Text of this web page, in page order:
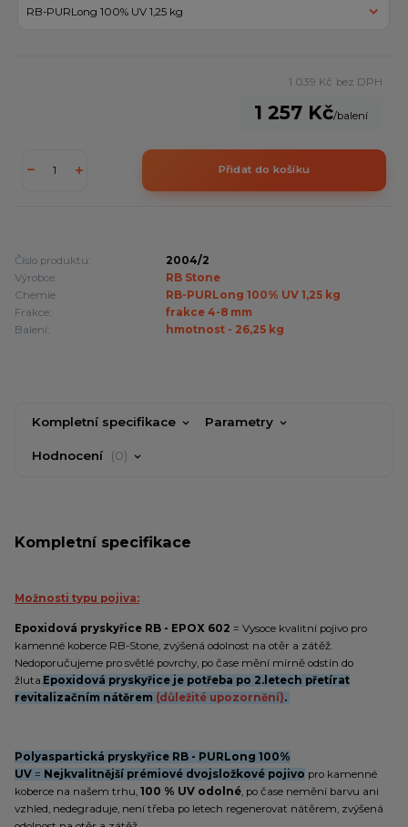
1 257 Kč/balení
1 039 Kč bez DPH
Přidat do košíku
Číslo produktu:
2004/2
Výrobce:
RB Stone
Chemie:
RB-PURLong 100% UV 1,25 kg
Frakce:
frakce 4-8 mm
Balení:
hmotnost - 26,25 kg
Kompletní specifikace Parametry
Hodnocení 0
Kompletní specifikace
Možnosti typu pojiva:
Epoxidová pryskyřice RB - EPOX 602 = Vysoce kvalitní pojivo pro
kamenné koberce RB-Stone, zvýšená odolnost na otěr a zátěž.
Nedoporučujeme pro světlé povrchy, po čase mění mírně odstín do
žluta.Epoxidová pryskyřice je potřeba po 2.letech přetírat
revitalizačním nátěrem (důležité upozornění).
Polyaspartická pryskyřice RB - PURLong 100%
UV = Nejkvalitnější prémiové dvojsložkové pojivo pro kamenné
koberce na našem trhu, 100 % UV odolné, po čase nemění barvu ani
vzhled, nedegraduje, není třeba po letech regenerovat nátěrem, zvýšená